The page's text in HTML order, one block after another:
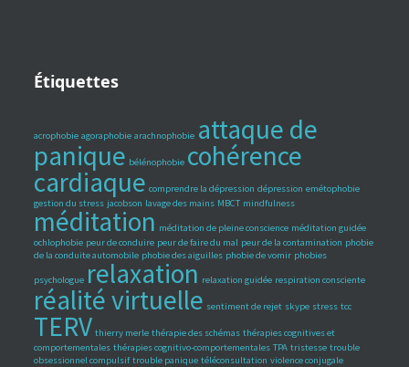
Étiquettes
acrophobie agoraphobie arachnophobie attaque de
panique bélénophobie cohérence
cardiaque comprendre la dépression dépression emétophobie
gestion du stress jacobson lavage des mains MBCT mindfulness
méditation méditation de pleine conscience méditation guidée
ochlophobie peur de conduire peur de faire du mal peur de la contamination phobie
de la conduite automobile phobie des aiguilles phobie de vomir phobies
psychologue relaxation relaxation guidée respiration consciente
réalité virtuelle sentiment de rejet skype stress tcc
TERV thierry merle thérapie des schémas thérapies cognitives et
comportementales thérapies cognitivo-comportementales TPA tristesse trouble
obsessionnel compulsif trouble panique téléconsultation violence conjugale